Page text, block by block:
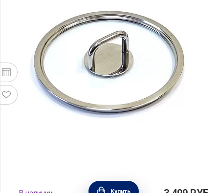
Крышка стеклянная COMFORT GLASS 18 см,